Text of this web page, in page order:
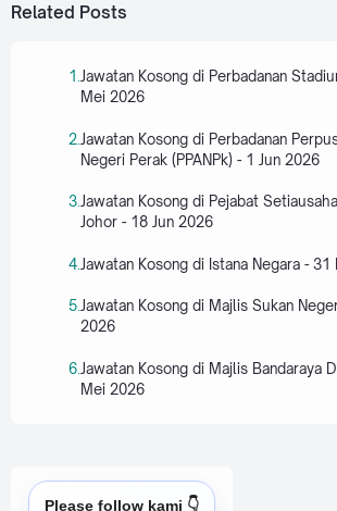
Related Posts
Jawatan Kosong di Perbadanan
Mei 2026
Jawatan Kosong di Perbadanan
Negeri Perak (PPANPk) - 1 Jun 2026
Jawatan Kosong di Pejabat
Johor - 18 Jun 2026
Jawatan Kosong di Istana Negara -
Jawatan Kosong di Majlis Sukan
2026
Jawatan Kosong di Majlis Bandaraya
Mei 2026
Please follow kami 👇